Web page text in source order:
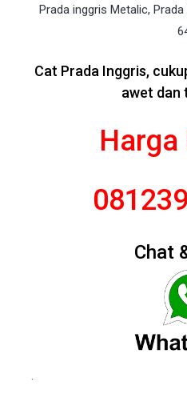
Prada inggris Metalic,
Cat Prada Inggris,
awet dan
Harga
Chat
.